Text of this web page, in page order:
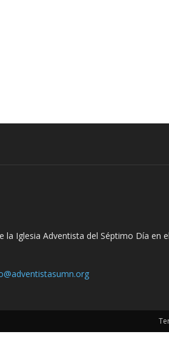
la Iglesia Adventista del Séptimo Día en el